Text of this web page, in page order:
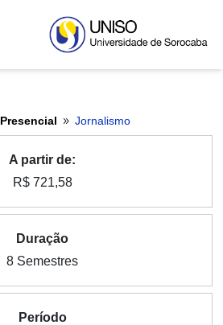
Presencial 9 Jornalismo
A partir de:
R$ 721,58
Duração
8 Semestres
Período